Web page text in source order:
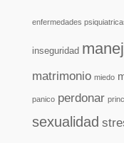
enfermedades
inseguridad
matrimonio miedo
panico perdonar
sexualidad